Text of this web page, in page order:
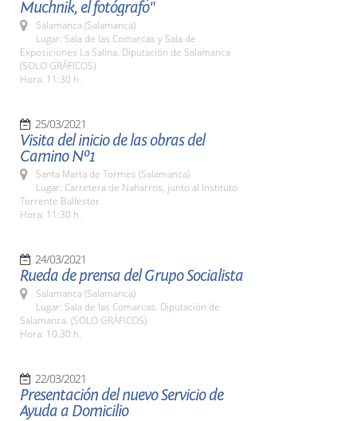
Muchnik, el fotógrafo"
Salamanca (Salamanca)
Lugar: Sala de las Comarcas y Sala de
Exposiciones La Salina. Diputación de Salamanca
(SOLO GRÁFICOS)
Hora: 11:30 h.
25/03/2021
Visita del inicio de las obras del
Camino Nº1
Santa Marta de Tormes (Salamanca)
Lugar: Carretera de Naharros, junto al Instituto
Torrente Ballester
Hora: 11:30 h.
24/03/2021
Rueda de prensa del Grupo Socialista
Salamanca (Salamanca)
Lugar: Sala de las Comarcas. Diputación de
Salamanca. (SOLO GRÁFICOS)
Hora: 10:30 h.
22/03/2021
Presentación del nuevo Servicio de
Ayuda a Domicilio